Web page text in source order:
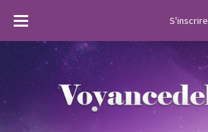
S'inscrire